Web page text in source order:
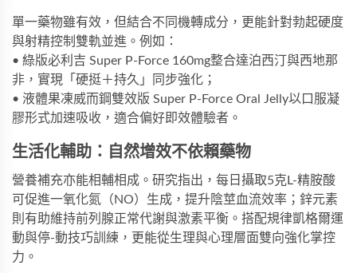
單一藥物雖有效，但結合不同機轉成分，更能針對勃起硬度
與射精控制雙軌並進。例如：
• 綠版必利吉 Super P-Force 160mg整合達泊西汀與西地那
非，實現「硬挺＋持久」同步強化；
• 液體果凍威而鋼雙效版 Super P-Force Oral Jelly以口服凝
膠形式加速吸收，適合偏好即效體驗者。
生活化輔助：自然增效不依賴藥物
營養補充亦能相輔相成。研究指出，每日攝取5克L-精胺酸
可促進一氧化氮（NO）生成，提升陰莖血流效率；鋅元素
則有助維持前列腺正常代謝與激素平衡。搭配規律凱格爾運
動與停-動技巧訓練，更能從生理與心理層面雙向強化掌控
力。